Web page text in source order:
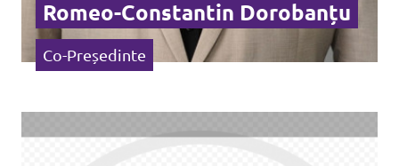
Politica de confidențialitate
Contact
Romeo-Constantin Dorobanțu
Co-Președinte